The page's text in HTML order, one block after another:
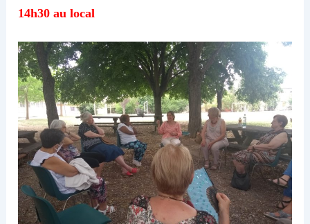
14h30 au local